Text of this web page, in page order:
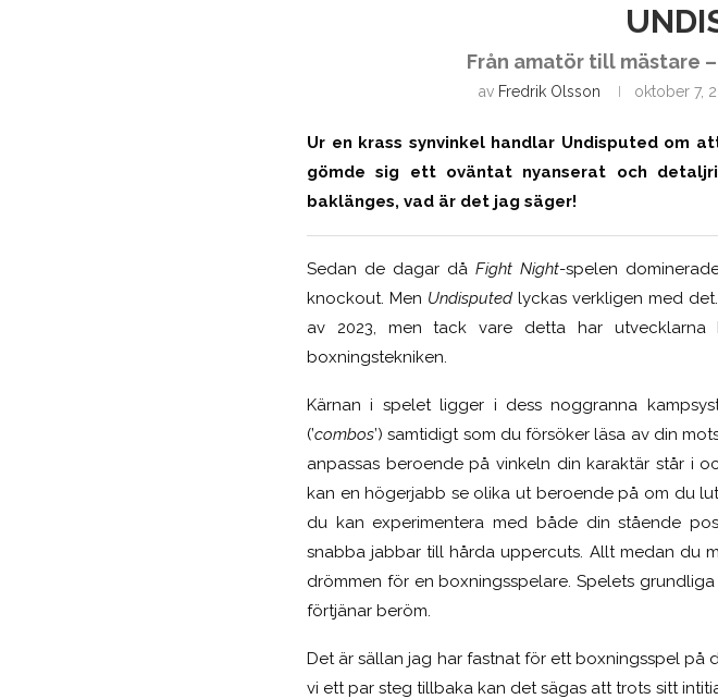
Från amatör till mästare
av Fredrik Olsson oktober 7,
Ur en krass synvinkel handlar Undisputed om
gömde sig ett oväntat nyanserat och
baklänges, vad är det jag säger!
Sedan de dagar då Fight Night-spelen
knockout. Men Undisputed lyckas verkligen med
av 2023, men tack vare detta har
boxningstekniken.
Kärnan i spelet ligger i dess noggranna
(’combos’) samtidigt som du försöker läsa av din
anpassas beroende på vinkeln din karaktär står i
kan en högerjabb se olika ut beroende på om du
du kan experimentera med både din stående
snabba jabbar till hårda uppercuts. Allt medan du
drömmen för en boxningsspelare. Spelets
förtjänar beröm.
Det är sällan jag har fastnat för ett boxningsspel på
vi ett par steg tillbaka kan det sägas att trots sitt